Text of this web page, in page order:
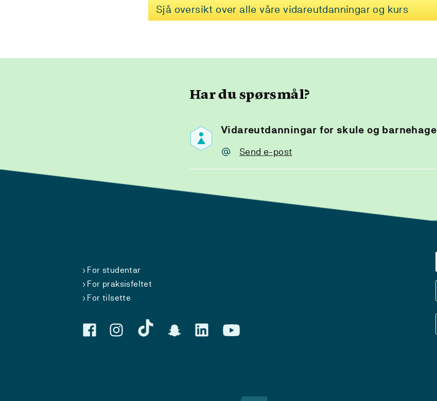
Sjå oversikt over alle våre vidareutdanningar og kurs
Har du spørsmål?
Vidareutdanningar for skule og barnehage
Send e-post
For studentar
For praksisfeltet
For tilsette